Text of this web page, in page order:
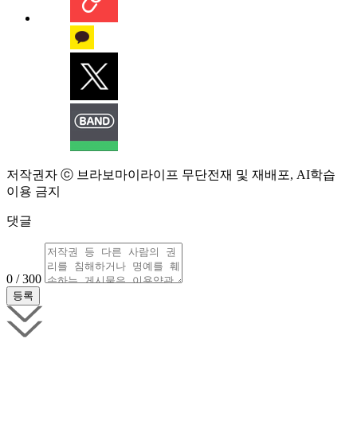
저작권자 ⓒ 브라보마이라이프 무단전재 및 재배포, AI학습
이용 금지
댓글
0 / 300